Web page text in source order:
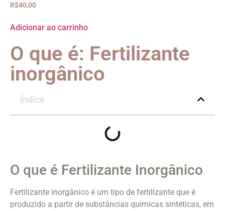
R$40,00
Adicionar ao carrinho
O que é: Fertilizante
inorgânico
Índice
O que é Fertilizante Inorgânico
Fertilizante inorgânico é um tipo de fertilizante que é
produzido a partir de substâncias químicas sintéticas, em